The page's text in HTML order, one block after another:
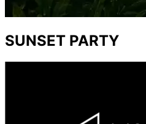
SUNSET PARTY